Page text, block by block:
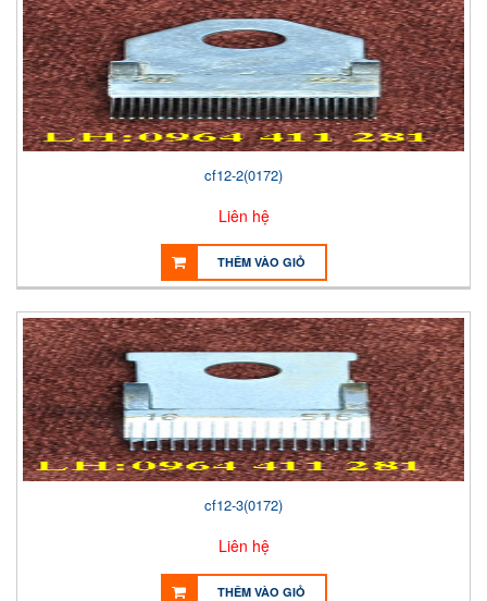
cf12-2(0172)
Liên hệ
THÊM VÀO GIỎ
cf12-3(0172)
Liên hệ
THÊM VÀO GIỎ